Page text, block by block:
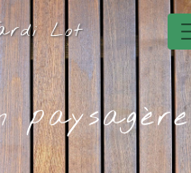
des cookies
Lot
paysagère